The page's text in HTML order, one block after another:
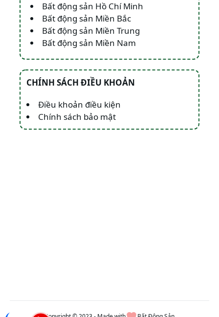
Bất động sản Hồ Chí Minh
Bất động sản Miền Bắc
Bất động sản Miền Trung
Bất động sản Miền Nam
CHÍNH SÁCH ĐIỀU KHOẢN
Điều khoản điều kiện
Chính sách bảo mật